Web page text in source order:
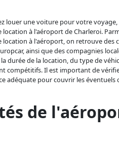
louer une voiture pour votre
à l'aéroport de Charleroi.
à l'aéroport, on retrouve des
ainsi que des compagnies
durée de la location, du type de
compétitifs. Il est important de
adéquate pour couvrir les éventuels
de